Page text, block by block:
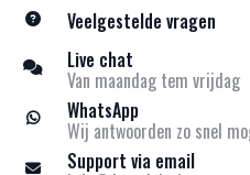
Veelgestelde vragen
Live chat
Van maandag tem vrijdag
WhatsApp
Wij antwoorden zo snel
Support via email